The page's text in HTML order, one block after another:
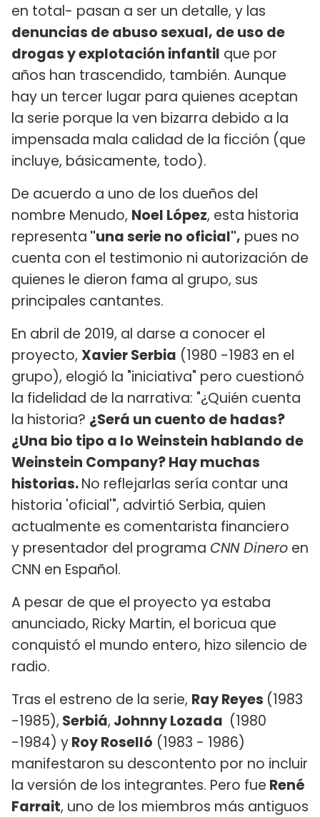
en total- pasan a ser un detalle, y las
denuncias de abuso sexual, de uso de
drogas y explotación infantil que por
años han trascendido, también. Aunque
hay un tercer lugar para quienes aceptan
la serie porque la ven bizarra debido a la
impensada mala calidad de la ficción (que
incluye, básicamente, todo).
De acuerdo a uno de los dueños del
nombre Menudo, Noel López, esta historia
representa "una serie no oficial", pues no
cuenta con el testimonio ni autorización de
quienes le dieron fama al grupo, sus
principales cantantes.
En abril de 2019, al darse a conocer el
proyecto, Xavier Serbia (1980 -1983 en el
grupo), elogió la "iniciativa" pero cuestionó
la fidelidad de la narrativa: "¿Quién cuenta
la historia? ¿Será un cuento de hadas?
¿Una bio tipo a lo Weinstein hablando de
Weinstein Company? Hay muchas
historias.No reflejarlas sería contar una
historia 'oficial'", advirtió Serbia, quien
actualmente es comentarista financiero
y presentador del programa CNN Dinero en
CNN en Español.
A pesar de que el proyecto ya estaba
anunciado, Ricky Martin, el boricua que
conquistó el mundo entero, hizo silencio de
radio.
Tras el estreno de la serie, Ray Reyes (1983
-1985), Serbiá, Johnny Lozada (1980
-1984) yRoy Roselló (1983 - 1986)
manifestaron su descontento por no incluir
la versión de los integrantes. Pero fue René
Farrait, uno de los miembros más antiguos